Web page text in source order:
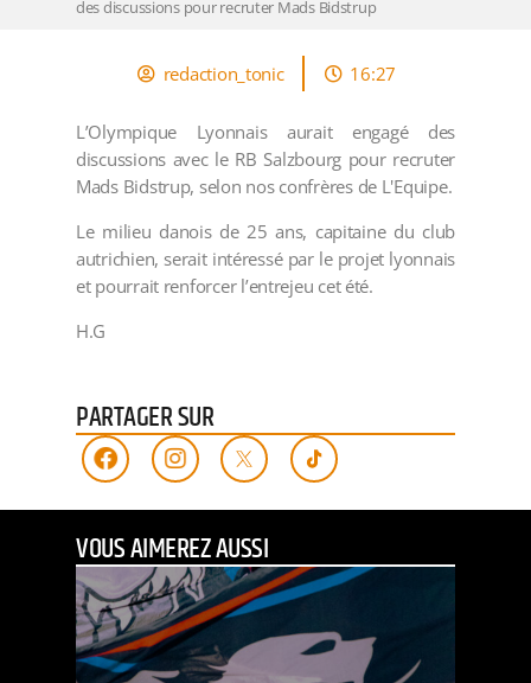
des discussions pour recruter Mads Bidstrup
redaction_tonic 16:27
L’Olympique Lyonnais aurait engagé des
discussions avec le RB Salzbourg pour recruter
Mads Bidstrup, selon nos confrères de L'Equipe.
Le milieu danois de 25 ans, capitaine du club
autrichien, serait intéressé par le projet lyonnais
et pourrait renforcer l’entrejeu cet été.
H.G
PARTAGER SUR
VOUS AIMEREZ AUSSI